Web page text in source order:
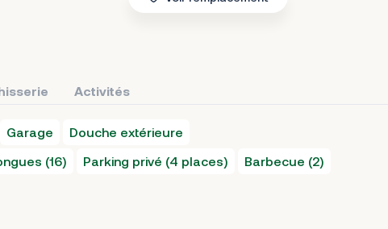
Activités
Garage
Douche extérieure
(16) Parking privé (4 places)
Barbecue (2)